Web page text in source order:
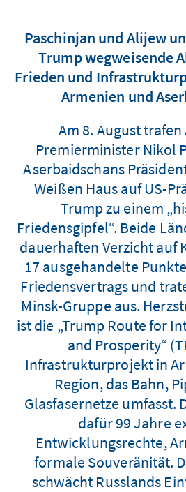
Paschinjan und Alijew
Trump wegweisende
Frieden und
Armenien und
Am 8. August
Premierminister Nikol
Aserbaidschans
Weißen Haus auf US-
Trump zu einem
Friedensgipfel“. Beide
dauerhaften Verzicht auf
17 ausgehandelte
Friedensvertrags und
Minsk-Gruppe aus.
ist die „Trump Route for
and Prosperity“
Infrastrukturprojekt in
Region, das Bahn,
Glasfasernetze umfasst.
dafür 99 Jahre
Entwicklungsrechte,
formale Souveränität.
schwächt Russlands